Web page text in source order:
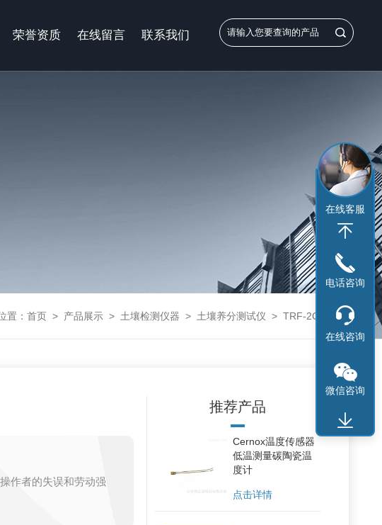
荣誉资质 在线留言 联系我们
置： 首页 > 产品展示 > 土壤检测仪器 > 土壤养分测试仪 > TRF-2C北京壤养分速测仪
作者的失误和劳动强
推荐产品
Cernox温度传感器
低温测量碳陶瓷温
度计
点击详情
在线客服
电话咨询
在线咨询
微信咨询